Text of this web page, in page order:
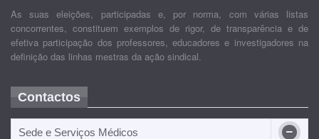
As suas eleições, participadas e, por norma, com várias listas
concorrentes, constituem exemplos de rigor, de transparência e de
efetiva participação dos professores, educadores e investigadores na
definição das linhas mestras da ação sindical.
Contactos
Sede e Serviços Médicos